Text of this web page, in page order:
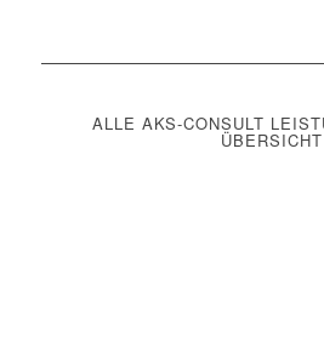
ALLE AKS-CONSULT
ÜBERSICHT